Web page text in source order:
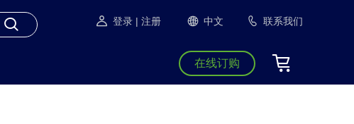
登录 | 注册 中文 联系我们
在线订购